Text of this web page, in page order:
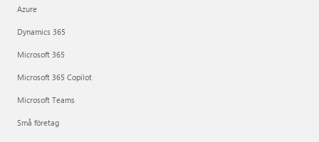
Azure
Dynamics 365
Microsoft 365
Microsoft 365 Copilot
Microsoft Teams
Små företag